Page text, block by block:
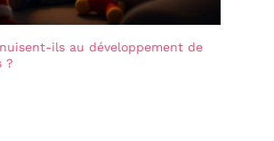
ils au développement de
?